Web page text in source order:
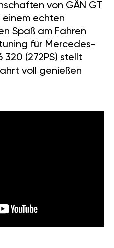
von GÄN GT
echten
Spaß am Fahren
für Mercedes-
320 (272PS) stellt
voll genießen